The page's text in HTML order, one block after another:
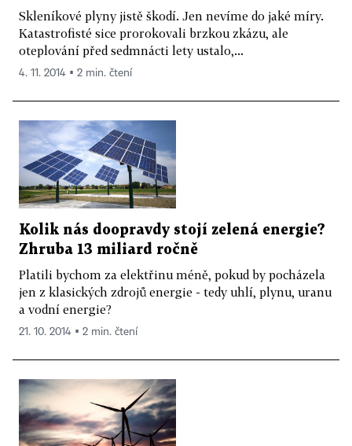
Skleníkové plyny jistě škodí. Jen nevíme do jaké míry.
Katastrofisté sice prorokovali brzkou zkázu, ale
oteplování před sedmnácti lety ustalo,...
4. 11. 2014 ▪ 2 min. čtení
Kolik nás doopravdy stojí zelená energie?
Zhruba 13 miliard ročně
Platili bychom za elektřinu méně, pokud by pocházela
jen z klasických zdrojů energie - tedy uhlí, plynu, uranu
a vodní energie?
21. 10. 2014 ▪ 2 min. čtení